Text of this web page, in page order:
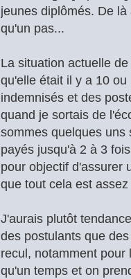
jeunes diplômés. De
qu'un pas...
La situation actuelle
qu'elle était il y a 10
indemnisés et des
quand je sortais de
sommes quelques uns
payés jusqu'à 2 à 3
pour objectif d'assurer
que tout cela est
J'aurais plutôt
des postulants que
recul, notamment
qu'un temps et on